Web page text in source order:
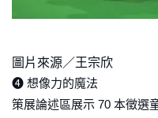
圖片來源／王宗欣
➍ 想像力的魔法
策展論述區展示 70 本徵選